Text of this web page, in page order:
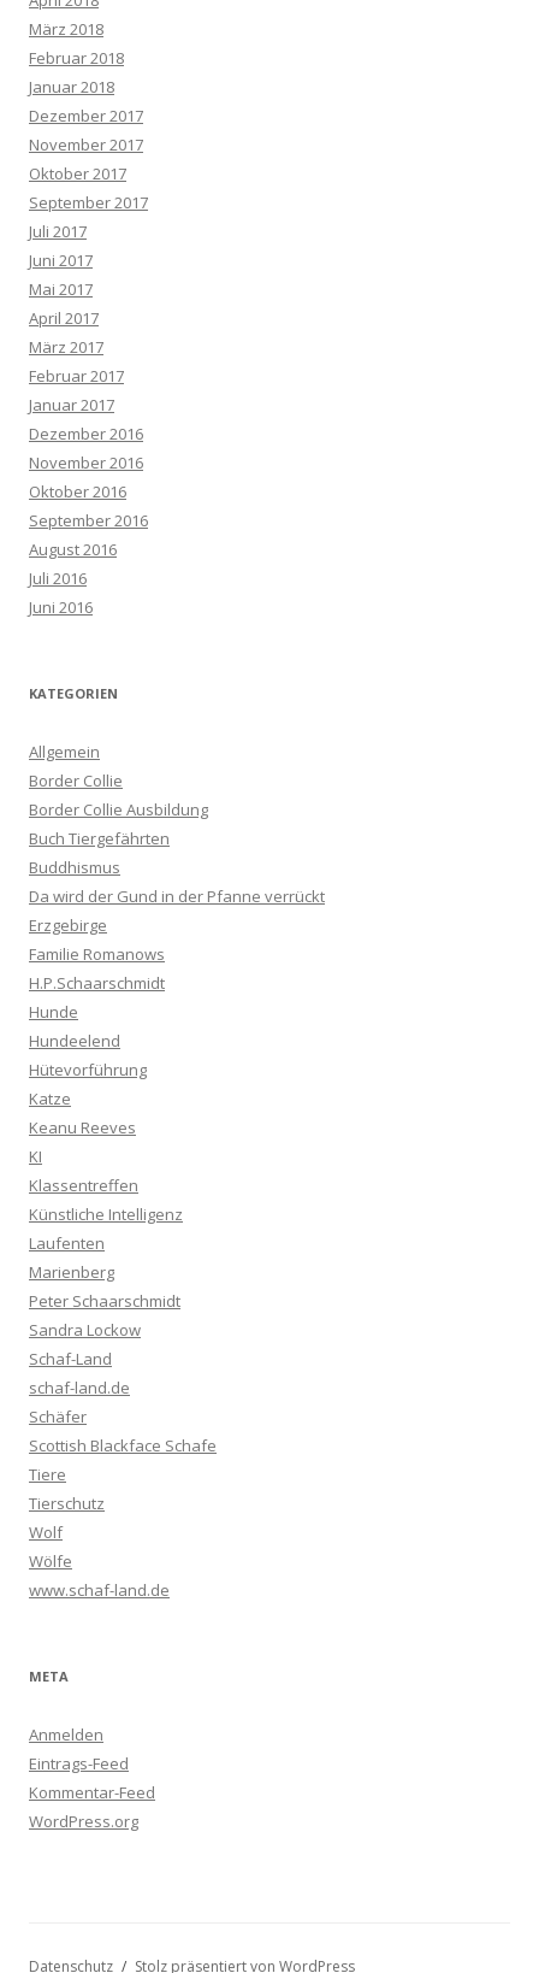
März 2018
Februar 2018
Januar 2018
Dezember 2017
November 2017
Oktober 2017
September 2017
Juli 2017
Juni 2017
Mai 2017
April 2017
März 2017
Februar 2017
Januar 2017
Dezember 2016
November 2016
Oktober 2016
September 2016
August 2016
Juli 2016
Juni 2016
KATEGORIEN
Allgemein
Border Collie
Border Collie Ausbildung
Buch Tiergefährten
Buddhismus
Da wird der Gund in der Pfanne verrückt
Erzgebirge
Familie Romanows
H.P.Schaarschmidt
Hunde
Hundeelend
Hütevorführung
Katze
Keanu Reeves
KI
Klassentreffen
Künstliche Intelligenz
Laufenten
Marienberg
Peter Schaarschmidt
Sandra Lockow
Schaf-Land
schaf-land.de
Schäfer
Scottish Blackface Schafe
Tiere
Tierschutz
Wolf
Wölfe
www.schaf-land.de
META
Anmelden
Eintrags-Feed
Kommentar-Feed
WordPress.org
Datenschutz Stolz präsentiert von WordPress